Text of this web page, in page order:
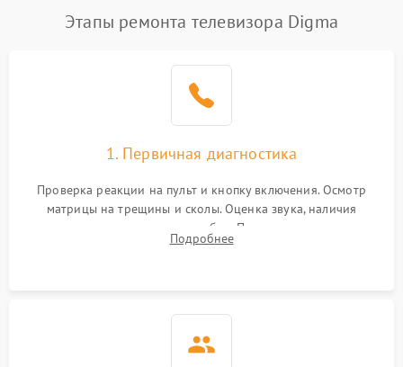
Этапы ремонта телевизора Digma
1. Первичная диагностика
Проверка реакции на пульт и кнопку включения. Осмотр
матрицы на трещины и сколы. Оценка звука, наличия
подсветки и индикаторов ошибок. Подключение тестовых
источников сигнала для выявления симптомов поломки.
Подробнее